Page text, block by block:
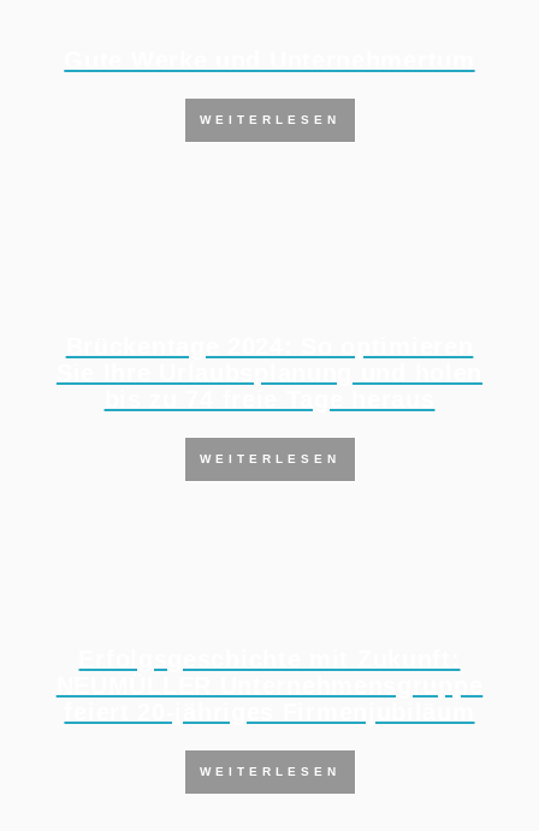
WEITERLESEN
WEITERLESEN
WEITERLESEN